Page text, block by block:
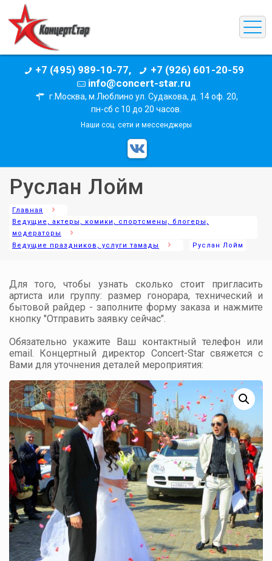
+7 (495) 989-10-77,
+7 (926) 601-20-59
info@concert-star.ru
г.Москва, м.Люблино ул. Судакова, д. 14 оф. 20,
пн-сб с 10 до 20 часов.
Наши соц. сети и мессенджеры
Руслан Лойм
Главная
Ведущие, актеры, комики, спортсмены, блогеры,
модераторы
Ведущие праздников, услуги тамады
Руслан Лойм
Для того, чтобы узнать сколько стоит пригласить
артиста или группу: размер гонорара, технический и
бытовой райдер - заполните форму заказа и нажмите
кнопку "Отправить заявку сейчас".
Обязательно укажите Ваш контактный телефон или
email. Концертный директор Concert-Star свяжется с
Вами для уточнения деталей мероприятия: